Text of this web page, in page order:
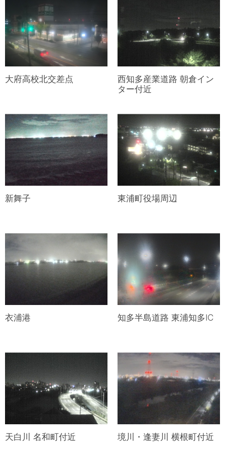
大府高校北交差点
西知多産業道路 朝倉イン
ター付近
新舞子 東浦町役場周辺
衣浦港 知多半島道路 東浦知多IC
天白川 名和町付近 境川・逢妻川 横根町付近